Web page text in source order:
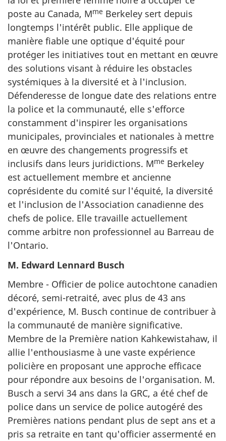
poste au Canada, Mme Berkeley sert depuis
longtemps l'intérêt public. Elle applique de
manière fiable une optique d'équité pour
protéger les initiatives tout en mettant en œuvre
des solutions visant à réduire les obstacles
systémiques à la diversité et à l'inclusion.
Défenderesse de longue date des relations entre
la police et la communauté, elle s'efforce
constamment d'inspirer les organisations
municipales, provinciales et nationales à mettre
en œuvre des changements progressifs et
inclusifs dans leurs juridictions. Mme Berkeley
est actuellement membre et ancienne
coprésidente du comité sur l'équité, la diversité
et l'inclusion de l'Association canadienne des
chefs de police. Elle travaille actuellement
comme arbitre non professionnel au Barreau de
l'Ontario.
M. Edward Lennard Busch
Membre - Officier de police autochtone canadien
décoré, semi-retraité, avec plus de 43 ans
d'expérience, M. Busch continue de contribuer à
la communauté de manière significative.
Membre de la Première nation Kahkewistahaw, il
allie l'enthousiasme à une vaste expérience
policière en proposant une approche efficace
pour répondre aux besoins de l'organisation. M.
Busch a servi 34 ans dans la GRC, a été chef de
police dans un service de police autogéré des
Premières nations pendant plus de sept ans et a
pris sa retraite en tant qu'officier assermenté en